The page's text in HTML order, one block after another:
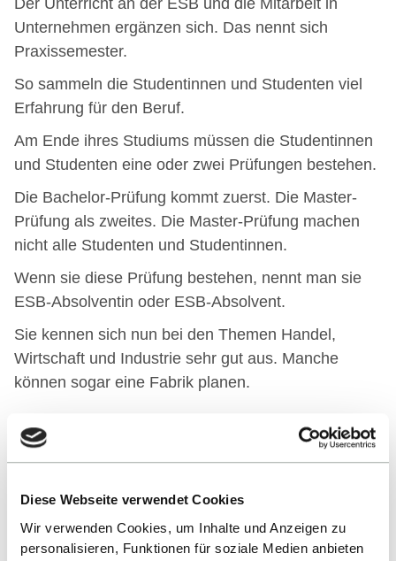
Diese Webseite verwendet Cookies
Wir verwenden Cookies, um Inhalte und Anzeigen zu
personalisieren, Funktionen für soziale Medien anbieten
Der Unterricht an der ESB und die Mitarbeit in
Unternehmen ergänzen sich. Das nennt sich
Praxissemester.
So sammeln die Studentinnen und Studenten viel
Erfahrung für den Beruf.
Am Ende ihres Studiums müssen die Studentinnen
und Studenten eine oder zwei Prüfungen bestehen.
Die Bachelor-Prüfung kommt zuerst. Die Master-
Prüfung als zweites. Die Master-Prüfung machen
nicht alle Studenten und Studentinnen.
Wenn sie diese Prüfung bestehen, nennt man sie
ESB-Absolventin oder ESB-Absolvent.
Sie kennen sich nun bei den Themen Handel,
Wirtschaft und Industrie sehr gut aus. Manche
können sogar eine Fabrik planen.
Nach dem Studium
Absolventinnen und ESB-Absolventen in
Unternehmen.